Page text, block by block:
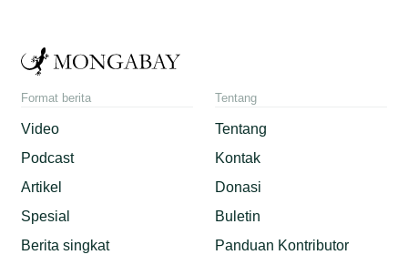
Format berita
Video
Podcast
Artikel
Spesial
Berita singkat
Tentang
Tentang
Kontak
Donasi
Buletin
Panduan Kontributor